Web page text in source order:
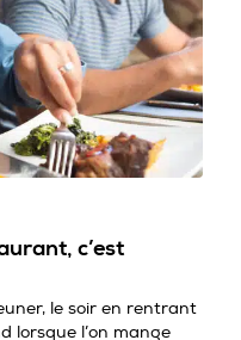
c’est
le soir en rentrant
lorsque l’on mange